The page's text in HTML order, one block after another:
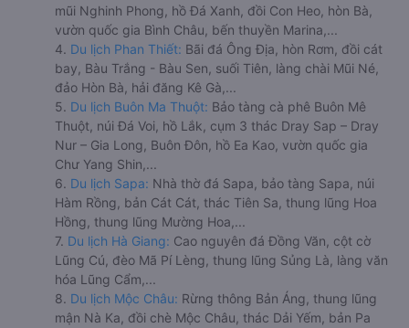
mũi Nghinh Phong, hồ Đá Xanh, đồi Con Heo, hòn Bà,
vườn quốc gia Bình Châu, bến thuyền Marina,...
4. Du lịch Phan Thiết: Bãi đá Ông Địa, hòn Rơm, đồi cát
bay, Bàu Trắng - Bàu Sen, suối Tiên, làng chài Mũi Né,
đảo Hòn Bà, hải đăng Kê Gà,...
5. Du lịch Buôn Ma Thuột: Bảo tàng cà phê Buôn Mê
Thuột, núi Đá Voi, hồ Lắk, cụm 3 thác Dray Sap – Dray
Nur – Gia Long, Buôn Đôn, hồ Ea Kao, vườn quốc gia
Chư Yang Shin,...
6. Du lịch Sapa: Nhà thờ đá Sapa, bảo tàng Sapa, núi
Hàm Rồng, bản Cát Cát, thác Tiên Sa, thung lũng Hoa
Hồng, thung lũng Mường Hoa,...
7. Du lịch Hà Giang: Cao nguyên đá Đồng Văn, cột cờ
Lũng Cú, đèo Mã Pí Lèng, thung lũng Sủng Là, làng văn
hóa Lũng Cẩm,...
8. Du lịch Mộc Châu: Rừng thông Bản Áng, thung lũng
mận Nà Ka, đồi chè Mộc Châu, thác Dải Yếm, bản Pa